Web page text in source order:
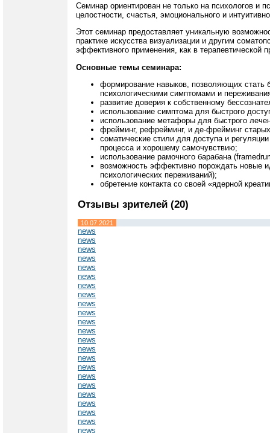
Семинар ориентирован не только на психологов и
целостности, счастья, эмоционального и
Этот семинар предоставляет уникальную
практике искусства визуализации и другим
эффективного применения, как в терапевтической
Основные темы семинара:
формирование навыков, позволяющих стать
психологическими симптомами и
развитие доверия к собственному
использование симптома для быстрого
использование метафоры для быстрого
фрейминг, рефрейминг, и де-фрейминг
соматические стили для доступа и
процесса и хорошему самочувствию;
использование рамочного барабана
возможность эффективно порождать новые
психологических переживаний);
обретение контакта со своей «ядерной
Отзывы зрителей (20)
10.07.2021
news
news
news
news
news
news
news
news
news
news
news
news
news
news
news
news
news
news
news
news
news
news
news